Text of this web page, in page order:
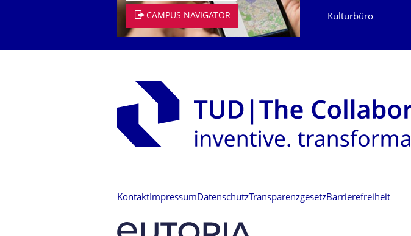
CAMPUS NAVIGATOR Kulturbüro
Kontakt Impressum DatenschutzTransparenzgesetzBarrierefreiheit